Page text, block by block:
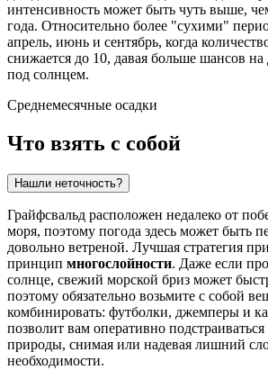
интенсивность может быть чуть выше,
года. Относительно более "сухими"
апрель, июнь и сентябрь, когда
снижается до 10, давая больше шансов на
под солнцем.
Среднемесячные осадки
Что взять с собой
Нашли неточность?
Грайфсвальд расположен недалеко от
моря, поэтому погода здесь может быть
довольно ветреной. Лучшая стратегия
принцип многослойности. Даже если
солнце, свежий морской бриз может
поэтому обязательно возьмите с собой
комбинировать: футболки, джемперы и
позволит вам оперативно
природы, снимая или надевая лишний
необходимости.